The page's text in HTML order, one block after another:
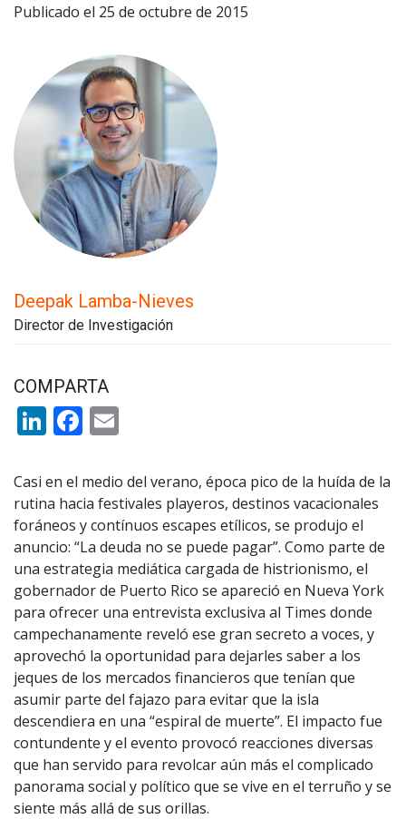
Publicado el 25 de octubre de 2015
Deepak Lamba-Nieves
Director de Investigación
COMPARTA
LinkedIn
Facebook
Casi en el medio del verano, época pico de la huída de la
rutina hacia festivales playeros, destinos vacacionales
foráneos y contínuos escapes etílicos, se produjo el
anuncio: “La deuda no se puede pagar”. Como parte de
una estrategia mediática cargada de histrionismo, el
gobernador de Puerto Rico se apareció en Nueva York
para ofrecer una entrevista exclusiva al Times donde
campechanamente reveló ese gran secreto a voces, y
aprovechó la oportunidad para dejarles saber a los
jeques de los mercados financieros que tenían que
asumir parte del fajazo para evitar que la isla
descendiera en una “espiral de muerte”. El impacto fue
contundente y el evento provocó reacciones diversas
que han servido para revolcar aún más el complicado
panorama social y político que se vive en el terruño y se
siente más allá de sus orillas.